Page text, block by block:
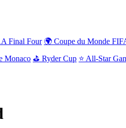
Final Four 🌍 Coupe du Monde
Monaco ⛳ Ryder Cup ⭐ All-Star